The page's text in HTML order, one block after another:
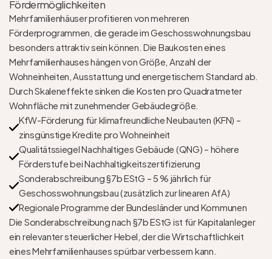
Fördermöglichkeiten
Mehrfamilienhäuser profitieren von mehreren
Förderprogrammen, die gerade im Geschosswohnungsbau
besonders attraktiv sein können. Die Baukosten eines
Mehrfamilienhauses hängen von Größe, Anzahl der
Wohneinheiten, Ausstattung und energetischem Standard ab.
Durch Skaleneffekte sinken die Kosten pro Quadratmeter
Wohnfläche mit zunehmender Gebäudegröße.
KfW-Förderung für klimafreundliche Neubauten (KFN) –
zinsgünstige Kredite pro Wohneinheit
Qualitätssiegel Nachhaltiges Gebäude (QNG) – höhere
Förderstufe bei Nachhaltigkeitszertifizierung
Sonderabschreibung §7b EStG – 5 % jährlich für
Geschosswohnungsbau (zusätzlich zur linearen AfA)
Regionale Programme der Bundesländer und Kommunen
Die Sonderabschreibung nach §7b EStG ist für Kapitalanleger
ein relevanter steuerlicher Hebel, der die Wirtschaftlichkeit
eines Mehrfamilienhauses spürbar verbessern kann.